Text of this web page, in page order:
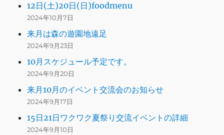
12日(土)20日(日)foodmenu
2024年10月7日
来月は森の遊園地遠足
2024年9月23日
10月スケジュール予定です。
2024年9月20日
来月10月のイベント交流会のお知らせ
2024年9月17日
15日21日ワクワク夏祭り交流イベントの詳細
2024年9月10日